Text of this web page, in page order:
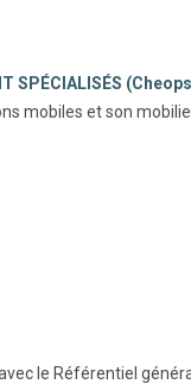
SPÉCIALISÉS
mobiles et son
le Référentiel